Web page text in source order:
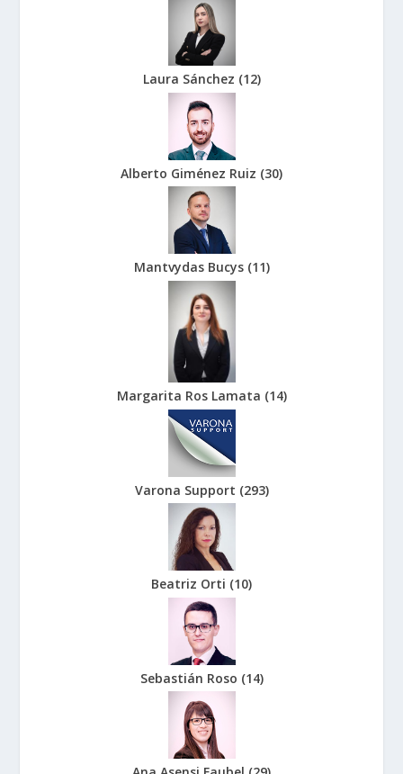
Laura Sánchez (12)
Alberto Giménez Ruiz (30)
Mantvydas Bucys (11)
Margarita Ros Lamata (14)
Varona Support (293)
Beatriz Orti (10)
Sebastián Roso (14)